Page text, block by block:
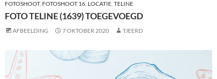
INHOUD
FOTOSHOOT, FOTOSHOOT 16, LOCATIE, TELINE
FOTO TELINE (1639) TOEGEVOEGD
AFBEELDING 7 OKTOBER 2020 TJEERD